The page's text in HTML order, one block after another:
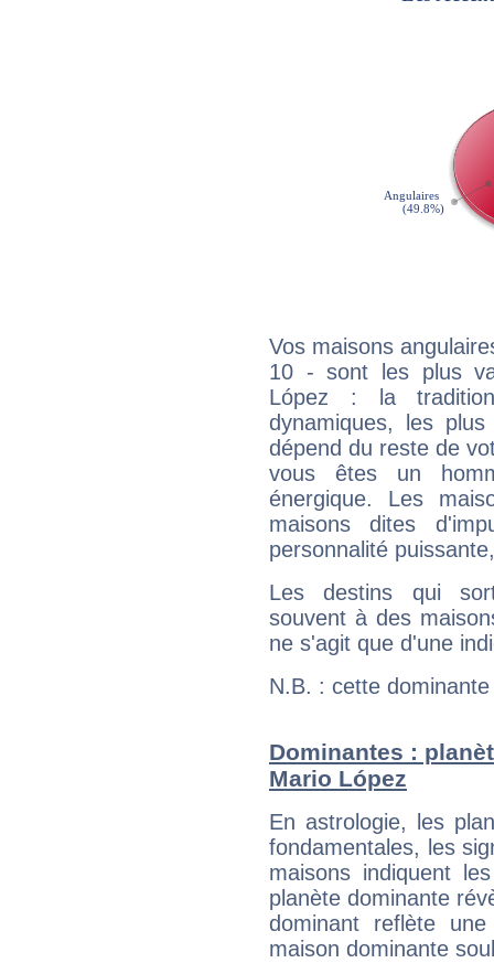
Vos maisons
10 - sont les plus
López : la
dynamiques, les
dépend du reste de
vous êtes un
énergique. Les
maisons dites
personnalité
Les destins qui
souvent à des
ne s'agit que d'une
N.B. : cette
Dominantes :
Mario López
En astrologie, les
fondamentales, les
maisons indiquent
planète dominante
dominant reflète
maison dominante